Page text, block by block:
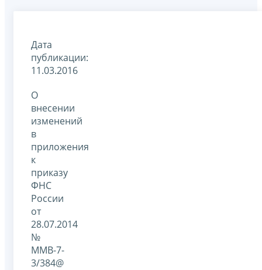
Дата
публикации:
11.03.2016
О
внесении
изменений
в
приложения
к
приказу
ФНС
России
от
28.07.2014
№
ММВ-7-
3/384@